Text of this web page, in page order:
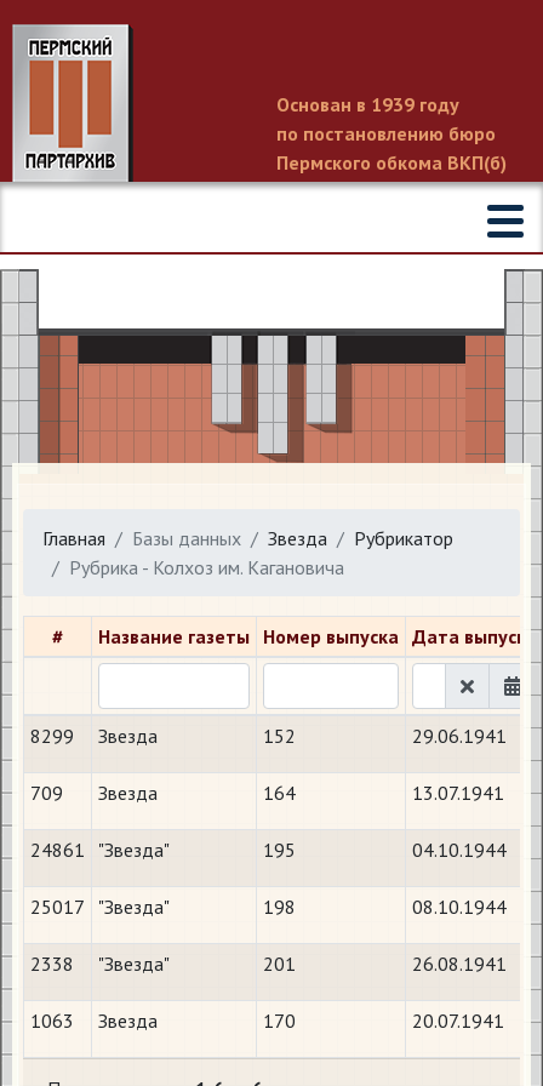
Основан в 1939 году
по постановлению бюро
Пермского обкома ВКП(б)
Главная Базы данных Звезда
Рубрикатор
Рубрика - Колхоз им. Кагановича
# Название газеты Номер выпуска Дата выпуска
8299 Звезда 152 29.06.1941
709 Звезда 164 13.07.1941
24861 "Звезда" 195 04.10.1944
25017 "Звезда" 198 08.10.1944
2338 "Звезда" 201 26.08.1941
1063 Звезда 170 20.07.1941